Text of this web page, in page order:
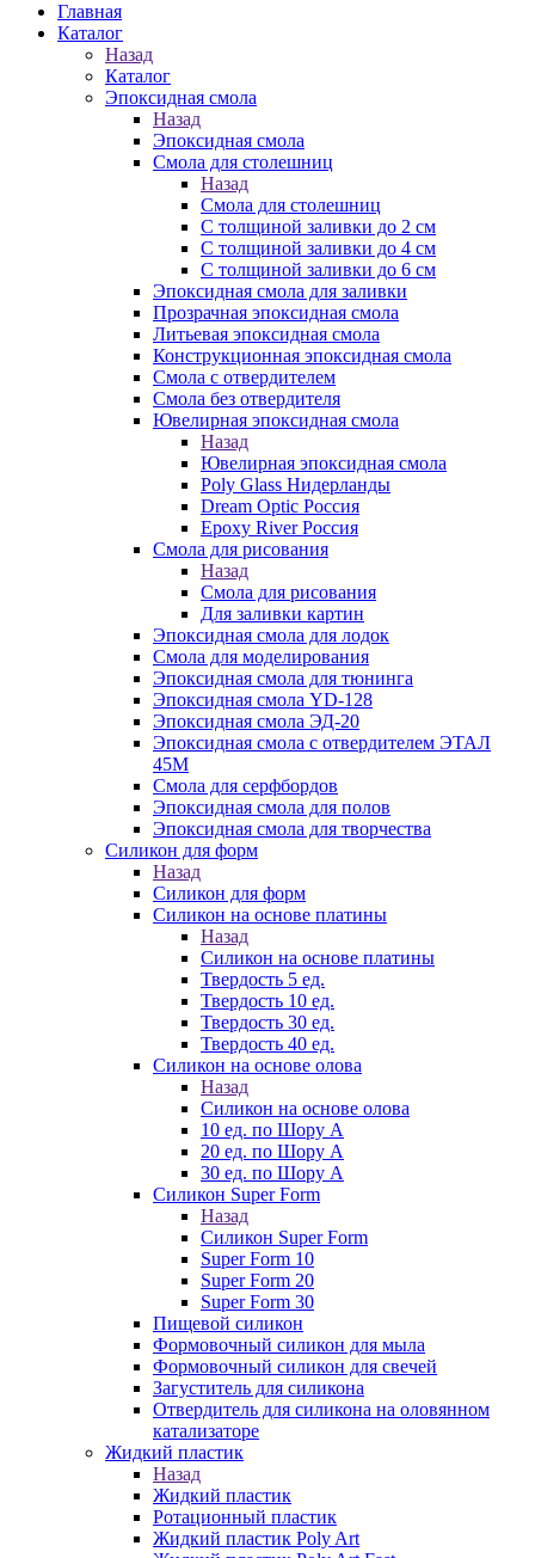
Главная
Каталог
Назад
Каталог
Эпоксидная смола
Назад
Эпоксидная смола
Смола для столешниц
Назад
Смола для столешниц
С толщиной заливки до 2 см
С толщиной заливки до 4 см
С толщиной заливки до 6 см
Эпоксидная смола для заливки
Прозрачная эпоксидная смола
Литьевая эпоксидная смола
Конструкционная эпоксидная смола
Смола с отвердителем
Смола без отвердителя
Ювелирная эпоксидная смола
Назад
Ювелирная эпоксидная смола
Poly Glass Нидерланды
Dream Optic Россия
Epoxy River Россия
Смола для рисования
Назад
Смола для рисования
Для заливки картин
Эпоксидная смола для лодок
Смола для моделирования
Эпоксидная смола для тюнинга
Эпоксидная смола YD-128
Эпоксидная смола ЭД-20
Эпоксидная смола с отвердителем ЭТАЛ
45М
Смола для серфбордов
Эпоксидная смола для полов
Эпоксидная смола для творчества
Силикон для форм
Назад
Силикон для форм
Силикон на основе платины
Назад
Силикон на основе платины
Твердость 5 ед.
Твердость 10 ед.
Твердость 30 ед.
Твердость 40 ед.
Силикон на основе олова
Назад
Силикон на основе олова
10 ед. по Шору А
20 ед. по Шору А
30 ед. по Шору А
Силикон Super Form
Назад
Силикон Super Form
Super Form 10
Super Form 20
Super Form 30
Пищевой силикон
Формовочный силикон для мыла
Формовочный силикон для свечей
Загуститель для силикона
Отвердитель для силикона на оловянном
катализаторе
Жидкий пластик
Назад
Жидкий пластик
Ротационный пластик
Жидкий пластик Poly Art